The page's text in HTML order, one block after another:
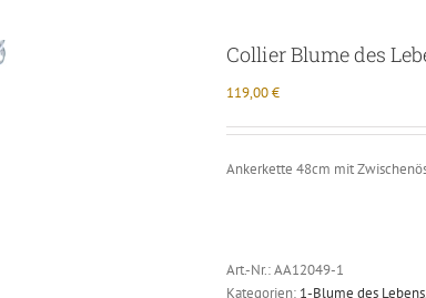
Collier Blume des
119,00€
Ankerkette 48cm mit
Art.-Nr.:AA12049-1
Kategorien: 1-Blume des Lebens,